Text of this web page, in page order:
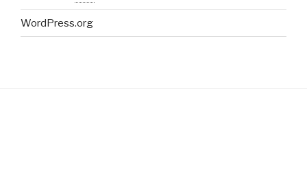
WordPress.org